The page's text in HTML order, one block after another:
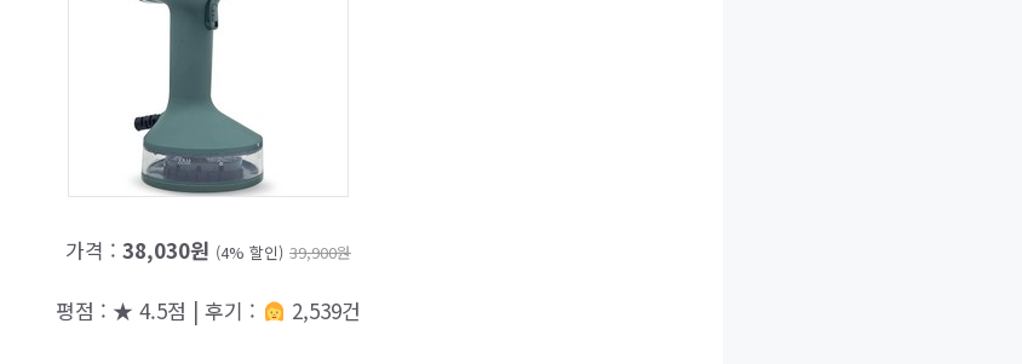
가격 : 38,030원 (4% 할인) 39,900원
평점 : ★ 4.5점 | 후기 : 2,539건